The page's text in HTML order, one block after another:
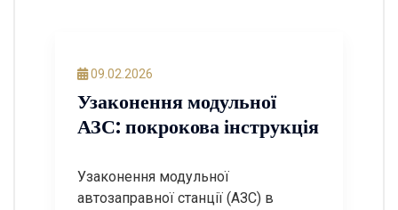
09.02.2026
Узаконення модульної
АЗС: покрокова інструкція
Узаконення модульної
автозаправної станції (АЗС) в